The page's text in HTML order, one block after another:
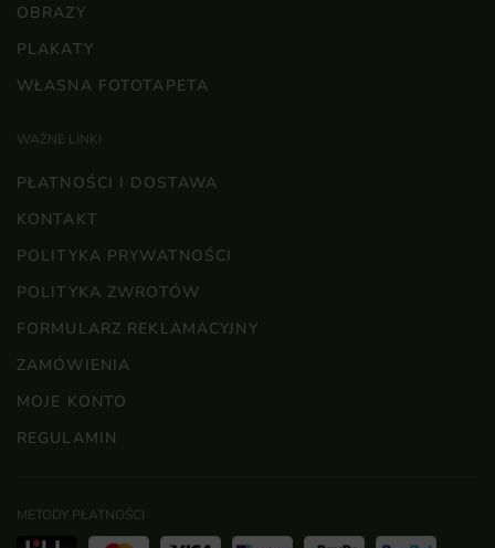
OBRAZY
PLAKATY
WŁASNA FOTOTAPETA
WAŻNE LINKI
PŁATNOŚCI I DOSTAWA
KONTAKT
POLITYKA PRYWATNOŚCI
POLITYKA ZWROTÓW
FORMULARZ REKLAMACYJNY
ZAMÓWIENIA
MOJE KONTO
REGULAMIN
METODY PŁATNOŚCI